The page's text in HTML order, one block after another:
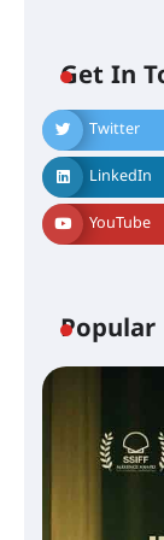
Get In
Twitter
LinkedIn
YouTube
Popular